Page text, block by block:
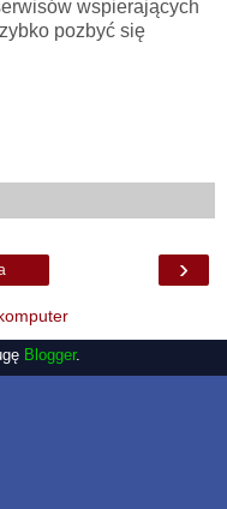
wspierających
pozbyć się
›
Blogger.